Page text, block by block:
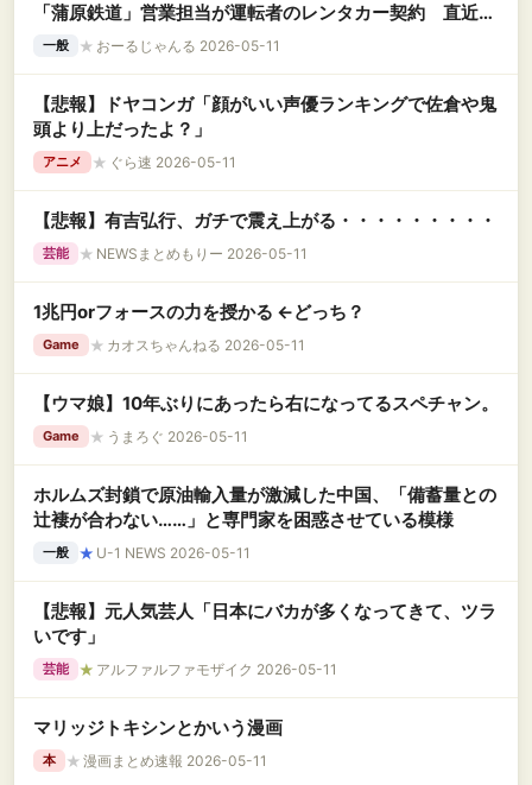
「蒲原鉄道」営業担当が運転者のレンタカー契約 直近1
年で約10件
一般 ★ おーるじゃんる 2026-05-11
【悲報】ドヤコンガ「顔がいい声優ランキングで佐倉や鬼
頭より上だったよ？」
アニメ ★ ぐら速 2026-05-11
【悲報】有吉弘行、ガチで震え上がる・・・・・・・・・
芸能 ★ NEWSまとめもりー 2026-05-11
1兆円orフォースの力を授かる ←どっち？
Game ★ カオスちゃんねる 2026-05-11
【ウマ娘】10年ぶりにあったら右になってるスペチャン。
Game ★ うまろぐ 2026-05-11
ホルムズ封鎖で原油輸入量が激減した中国、「備蓄量との
辻褄が合わない……」と専門家を困惑させている模様
一般 ★ U-1 NEWS 2026-05-11
【悲報】元人気芸人「日本にバカが多くなってきて、ツラ
いです」
芸能 ★ アルファルファモザイク 2026-05-11
マリッジトキシンとかいう漫画
本 ★ 漫画まとめ速報 2026-05-11